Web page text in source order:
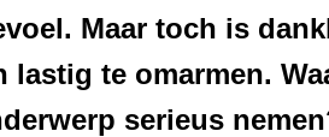
Maar toch is
lastig te omarmen.
serieus